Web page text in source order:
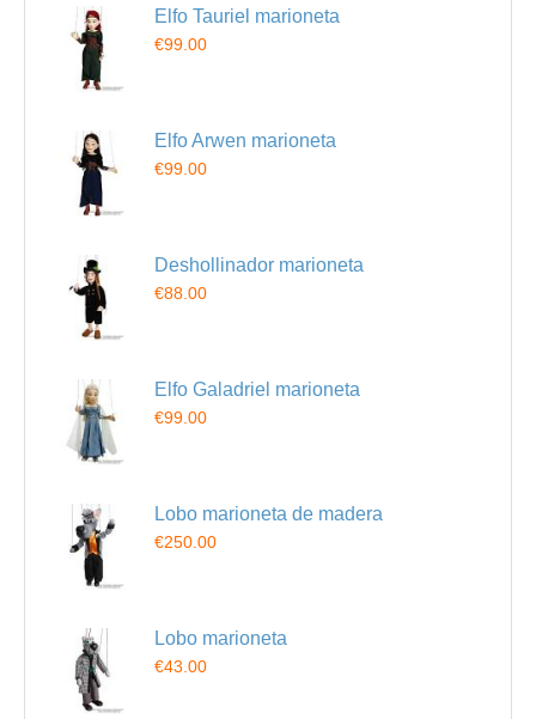
Elfo Tauriel marioneta
€99.00
Elfo Arwen marioneta
€99.00
Deshollinador marioneta
€88.00
Elfo Galadriel marioneta
€99.00
Lobo marioneta de madera
€250.00
Lobo marioneta
€43.00